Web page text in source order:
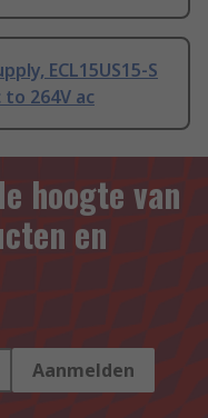
ECL15US15-S
to 264V ac
hoogte van
en
Aanmelden